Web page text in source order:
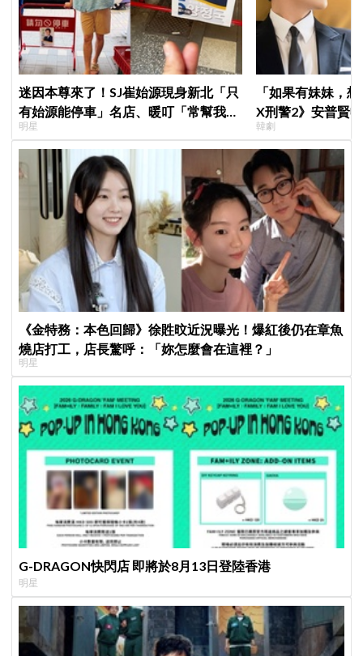
迷因本尊來了！SJ崔始源現身新北「只
有始源能停車」名店、暖叮「常幫我換
照片」，店家尖叫合照網笑翻：這輩子
不能脫粉了
明星
「如果有妹妹，
X刑警2》安普賢
哥哥們都認證的
韓劇
《金特務：本色回歸》徐貹旼近況曝光！爆紅後仍在章魚
燒店打工，店長驚呼：「妳怎麼會在這裡？」
明星
G-DRAGON快閃店 即將於8月13日登陸香港
明星